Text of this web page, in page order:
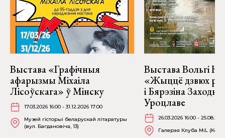
Выстава «Графічныя
афарызмы Міхаіла
Лісоўскага» ў Мінску
17.03.2026 16:00 - 31.12.2026 17:00
Музей гісторыі беларускай літаратуры
(вул. Багдановіча, 13)
Выстава Вольгі
«Жыццё дзвюх
і Бярэзіна
Уроцлаве
26.03.2026 16:00 -
Галерэя Клуба MiL